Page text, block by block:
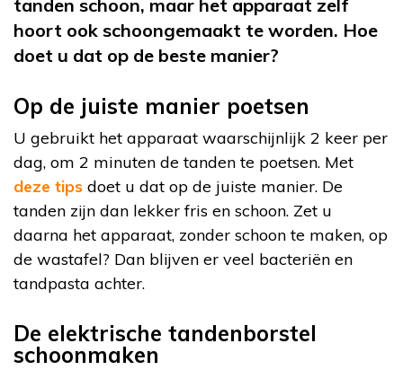
tanden schoon, maar het apparaat zelf
hoort ook schoongemaakt te worden. Hoe
doet u dat op de beste manier?
Op de juiste manier poetsen
U gebruikt het apparaat waarschijnlijk 2 keer per
dag, om 2 minuten de tanden te poetsen. Met
deze tips doet u dat op de juiste manier. De
tanden zijn dan lekker fris en schoon. Zet u
daarna het apparaat, zonder schoon te maken, op
de wastafel? Dan blijven er veel bacteriën en
tandpasta achter.
De elektrische tandenborstel
schoonmaken